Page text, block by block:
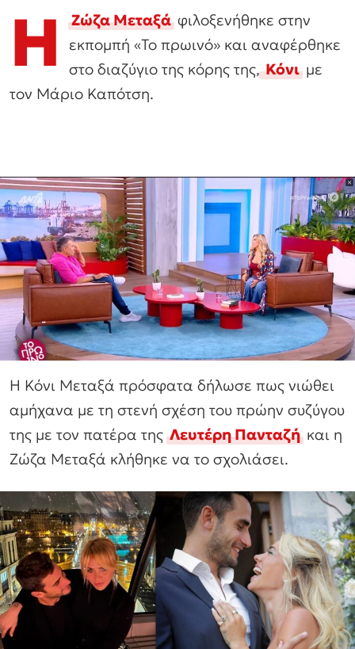
Η Ζώζα Μεταξάφιλοξενήθηκε στην
εκπομπή «Το πρωινό» και αναφέρθηκε
στο διαζύγιο της κόρης της,Κόνιμε
τον Μάριο Καπότση.
Η Κόνι Μεταξά πρόσφατα δήλωσε πως νιώθει
αμήχανα με τη στενή σχέση του πρώην συζύγου
της με τον πατέρα τηςΛευτέρη Πανταζήκαι η
Ζώζα Μεταξά κλήθηκε να το σχολιάσει.